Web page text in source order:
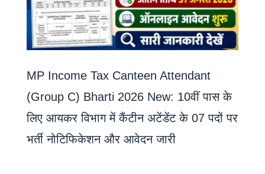
MP Income Tax Canteen Attendant
(Group C) Bharti 2026 New: 10वीं पास के
लिए आयकर विभाग में कैंटीन अटेंडेंट के 07 पदों पर
भर्ती नोटिफिकेशन और आवेदन जारी